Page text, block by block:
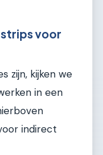
voor
zijn, kijken we
in een
indirect